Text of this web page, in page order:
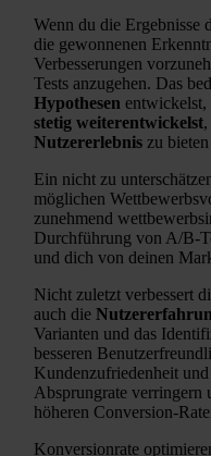
Wenn du die Ergebnisse
die gewonnenen
Verbesserungen
Tests anzugehen. Das
Hypothesenentwickelst,
stetig weiterentwickelst,
Nutzererlebniszu bieten
Ein nicht zu
möglichen
zunehmend
Durchführung von A/B-
und dich von deinen
Nicht zuletzt verbessert
auch die
Varianten und das
besseren
Kundenzufriedenheit
Absprungrate verringern
höheren Conversion-
Konversionrate